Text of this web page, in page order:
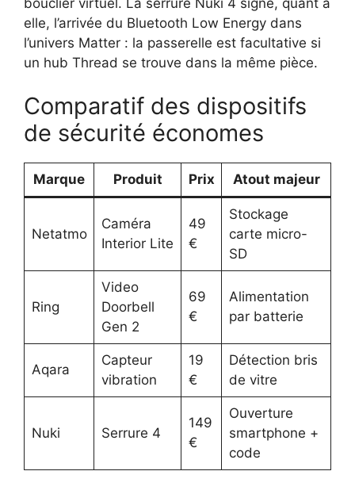
elle, l’arrivée du Bluetooth Low Energy dans
l’univers Matter : la passerelle est facultative si
un hub Thread se trouve dans la même pièce.
Comparatif des dispositifs
de sécurité économes
Marque Produit Prix Atout majeur
Netatmo
Caméra
Interior Lite
49
€
Stockage
carte micro-
SD
Ring
Video
Doorbell
Gen 2
69
€
Alimentation
par batterie
Aqara
Capteur
vibration
19
€
Détection bris
de vitre
Nuki Serrure 4
149
€
Ouverture
smartphone +
code